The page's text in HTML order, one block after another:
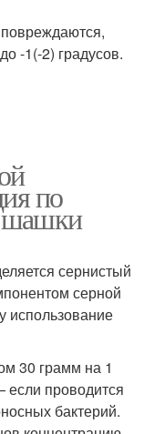
-1(-2) градусов.
по
сернистый
серной
использование
30 грамм на 1
если проводится
бактерий.